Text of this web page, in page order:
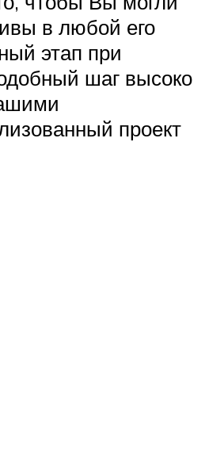
в любой его
этап при
шаг высоко
проект